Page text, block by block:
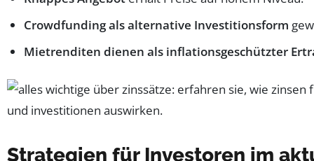
Crowdfunding als alternative Investitionsform
Mietrenditen dienen als inflationsgeschützter
Strategien für Investoren im